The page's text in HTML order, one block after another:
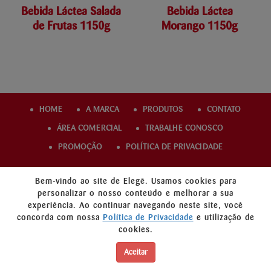
Bebida Láctea Salada
de Frutas 1150g
Bebida Láctea
Morango 1150g
Bem-vindo ao site de Elegê. Usamos cookies para
personalizar o nosso conteúdo e melhorar a sua
experiência. Ao continuar navegando neste site, você
concorda com nossa Política de Privacidade e utilização de
cookies.
Aceitar
HOME A MARCA PRODUTOS CONTATO
ÁREA COMERCIAL TRABALHE CONOSCO
PROMOÇÃO POLÍTICA DE PRIVACIDADE